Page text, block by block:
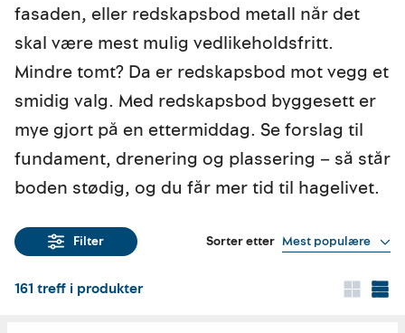
fasaden, eller redskapsbod metall når det
skal være mest mulig vedlikeholdsfritt.
Mindre tomt? Da er redskapsbod mot vegg et
smidig valg. Med redskapsbod byggesett er
mye gjort på en ettermiddag. Se forslag til
fundament, drenering og plassering – så står
boden stødig, og du får mer tid til hagelivet.
Filter Sorter etter Mest populære
161 treff i produkter